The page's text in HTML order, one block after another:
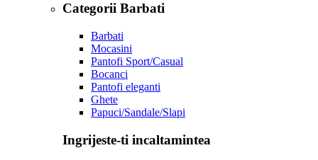
Categorii Barbati
Barbati
Mocasini
Pantofi Sport/Casual
Bocanci
Pantofi eleganti
Ghete
Papuci/Sandale/Slapi
Ingrijeste-ti incaltamintea